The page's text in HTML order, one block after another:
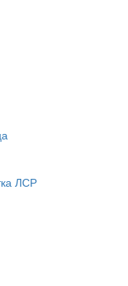
ЛСР